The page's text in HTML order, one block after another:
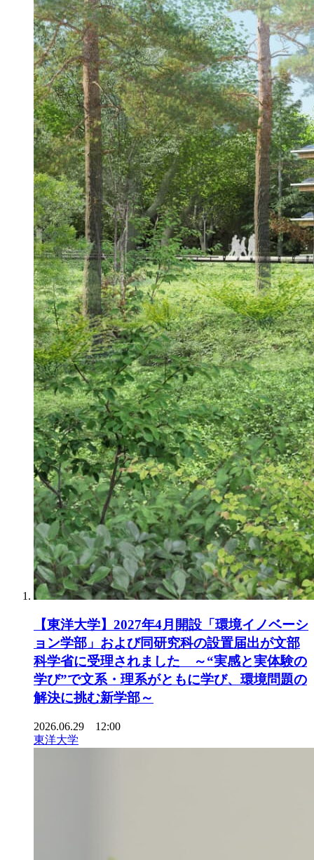
【東洋大学】2027年4月開設「環境イノベーシ
ョン学部」および同研究科の設置届出が文部
科学省に受理されました ～“実感と実体験の
学び”で文系・理系がともに学び、環境問題の
解決に挑む新学部～
2026.06.29 12:00
東洋大学